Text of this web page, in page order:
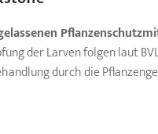
der Larven folgen laut
durch die